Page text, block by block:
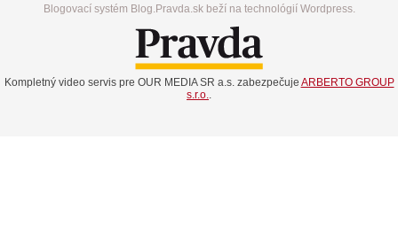
Blogovací systém Blog.Pravda.sk beží na technológií Wordpress.
Kompletný video servis pre OUR MEDIA SR a.s. zabezpečuje ARBERTO GROUP
s.r.o.